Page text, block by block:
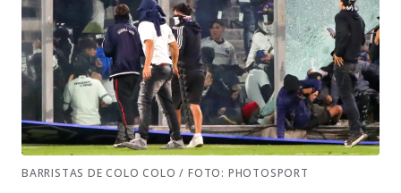
BARRISTAS DE COLO COLO / FOTO: PHOTOSPORT